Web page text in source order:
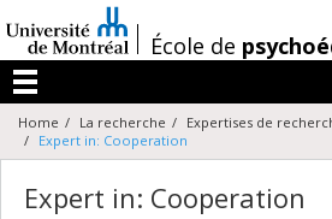
au
contenu
/École de
Menu
Home La recherche
Expertises de
Expert in: Cooperation
Expert in: Cooperation